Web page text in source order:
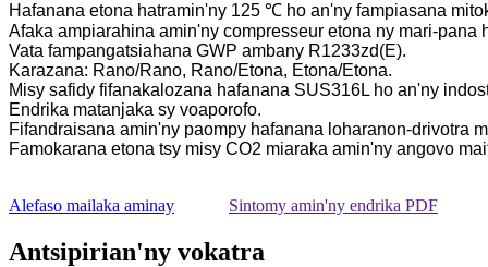
Hafanana etona hatramin'ny 125 ℃ ho an'ny fampiasana
Afaka ampiarahina amin'ny compresseur etona ny mari-pana
Vata fampangatsiahana GWP ambany R1233zd(E).
Karazana: Rano/Rano, Rano/Etona, Etona/Etona.
Misy safidy fifanakalozana hafanana SUS316L ho an'ny
Endrika matanjaka sy voaporofo.
Fifandraisana amin'ny paompy hafanana loharanon-drivotra
Famokarana etona tsy misy CO2 miaraka amin'ny angovo
Alefaso mailaka aminay Sintomy amin'ny endrika PDF
Antsipirian'ny vokatra